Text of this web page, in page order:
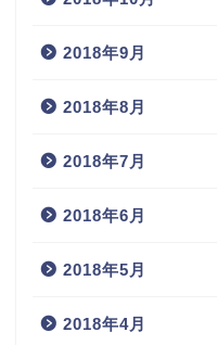
2018年9月
2018年8月
2018年7月
2018年6月
2018年5月
2018年4月